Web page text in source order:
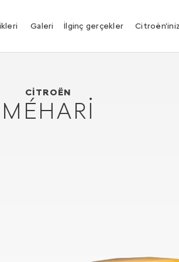
Galeri İlginç gerçekler Citroën'iniz
CITROËN
MÉHARI